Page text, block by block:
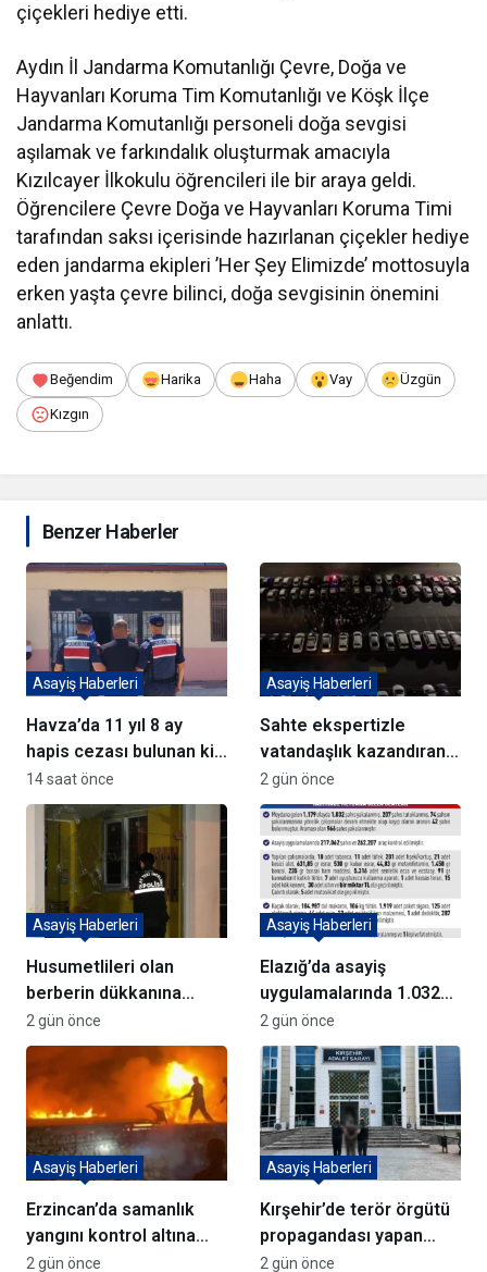
çiçekleri hediye etti.
Aydın İl Jandarma Komutanlığı Çevre, Doğa ve
Hayvanları Koruma Tim Komutanlığı ve Köşk İlçe
Jandarma Komutanlığı personeli doğa sevgisi
aşılamak ve farkındalık oluşturmak amacıyla
Kızılcayer İlkokulu öğrencileri ile bir araya geldi.
Öğrencilere Çevre Doğa ve Hayvanları Koruma Timi
tarafından saksı içerisinde hazırlanan çiçekler hediye
eden jandarma ekipleri ’Her Şey Elimizde’ mottosuyla
erken yaşta çevre bilinci, doğa sevgisinin önemini
anlattı.
Beğendim Harika Haha Vay Üzgün
Kızgın
Benzer Haberler
Havza’da 11 yıl 8 ay
hapis cezası bulunan kişi
yakalandı
Asayiş Haberleri
14 saat önce
Sahte ekspertizle
vatandaşlık kazandıran
72 şüpheli adliyeye sevk
edildi
Asayiş Haberleri
2 gün önce
Husumetlileri olan
berberin dükkanına
kurşun yağdırıp kaçtılar
Asayiş Haberleri
2 gün önce
Elazığ’da asayiş
uygulamalarında 1.032
kişi yakalandı
Asayiş Haberleri
2 gün önce
Erzincan’da samanlık
yangını kontrol altına
alındı
Asayiş Haberleri
2 gün önce
Kırşehir’de terör örgütü
propagandası yapan
şüpheli yakalandı
Asayiş Haberleri
2 gün önce